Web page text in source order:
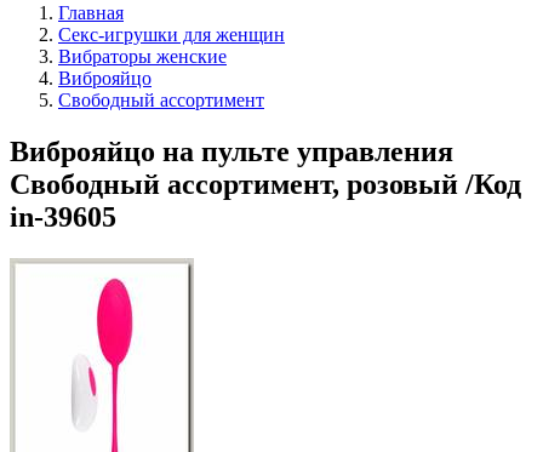
Главная
Секс-игрушки для женщин
Вибраторы женские
Виброяйцо
Свободный ассортимент
Виброяйцо на пульте управления
Свободный ассортимент, розовый /Код
in-39605